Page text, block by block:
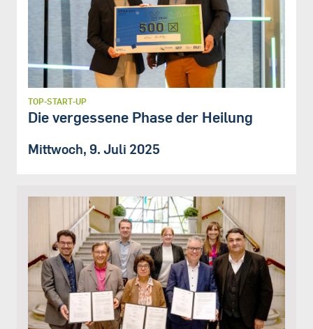
TOP-START-UP
Die vergessene Phase der Heilung
Mittwoch, 9. Juli 2025